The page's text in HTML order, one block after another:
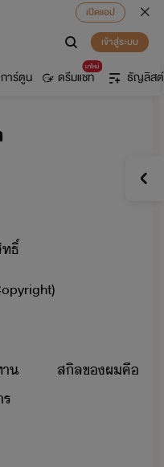
เปิดแอป
เข้าสู่ระบบ
การ์ตูน
มาใหม่
ดรีมแชท ธัญลิสต์
ธิ์
ทา​​​ ​สิล​ข​ผ​คื​